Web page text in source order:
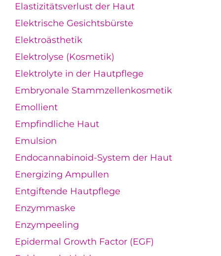
Elastizitätsverlust der Haut
Elektrische Gesichtsbürste
Elektroästhetik
Elektrolyse (Kosmetik)
Elektrolyte in der Hautpflege
Embryonale Stammzellenkosmetik
Emollient
Empfindliche Haut
Emulsion
Endocannabinoid-System der Haut
Energizing Ampullen
Entgiftende Hautpflege
Enzymmaske
Enzympeeling
Epidermal Growth Factor (EGF)